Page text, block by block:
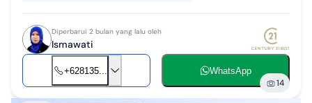
Diperbarui 2 bulan yang lalu oleh
Ismawati
+628135... WhatsApp
14